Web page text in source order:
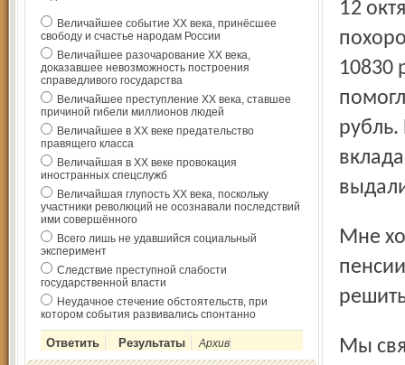
Величайшее событие ХХ века, принёсшее
свободу и счастье народам России
Величайшее разочарование ХХ века,
доказавшее невозможность построения
справедливого государства
Величайшее преступление ХХ века, ставшее
причиной гибели миллионов людей
Величайшее в ХХ веке предательство
правящего класса
Величайшая в ХХ веке провокация
иностранных спецслужб
Величайшая глупость ХХ века, поскольку
участники революций не осознавали последствий
ими совершённого
Всего лишь не удавшийся социальный
эксперимент
Следствие преступной слабости
государственной власти
Неудачное стечение обстоятельств, при
котором события развивались спонтанно
Архив
12 октября 2003 года он скончался. Я достойно его
10830
рубль.
Мне хотелось бы поставить мужу памятник, но при моей
Мы связались с руководством банка и вот какой ответ